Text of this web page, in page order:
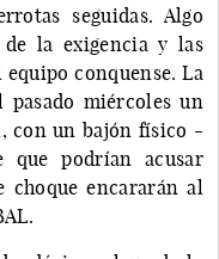
seguidas. Algo
la exigencia y las
conquense. La
miércoles un
con un bajón físico -
podrían acusar
choque encararán al